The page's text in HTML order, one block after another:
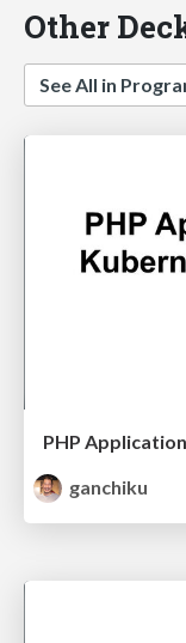
Other
See All in
PHP
ganchiku